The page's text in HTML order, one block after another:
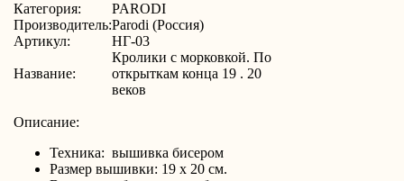
Категория:
PARODI
Производитель:Parodi (Россия)
Артикул:
НГ-03
Название:
Кролики с морковкой. По
открыткам конца 19 . 20
веков
Описание:
Техника: вышивка бисером
Размер вышивки: 19 х 20 см.